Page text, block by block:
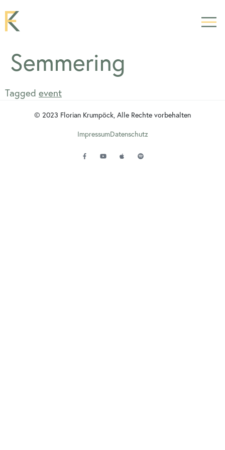
Semmering
Tagged event
© 2023 Florian Krumpöck, Alle Rechte vorbehalten
ImpressumDatenschutz